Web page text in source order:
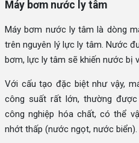
Máy bơm nước ly tâm
Máy bơm nước ly tâm là dòng
trên nguyên lý lực ly tâm. Nước
bơm, lực ly tâm sẽ khiến nước bị
Với cấu tạo đặc biệt như vậy,
công suất rất lớn, thường
công nghiệp hóa chất, có thể
nhớt thấp (nước ngọt, nước biển).